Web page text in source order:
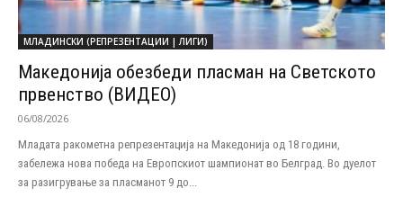
МЛАДИНСКИ (РЕПРЕЗЕНТАЦИИ | ЛИГИ)
Македонија обезбеди пласман на Светското
првенство (ВИДЕО)
06/08/2026
Младата ракометна репрезентација на Македонија од 18 години,
забележа нова победа на Европскиот шампионат во Белград. Во дуелот
за разигрување за пласманот 9 до...